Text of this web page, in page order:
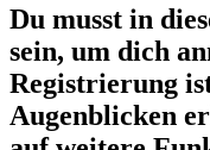
Du musst in
sein, um dich
Registrierung
Augenblicken